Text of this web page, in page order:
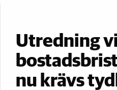
Utredning
nu krävs